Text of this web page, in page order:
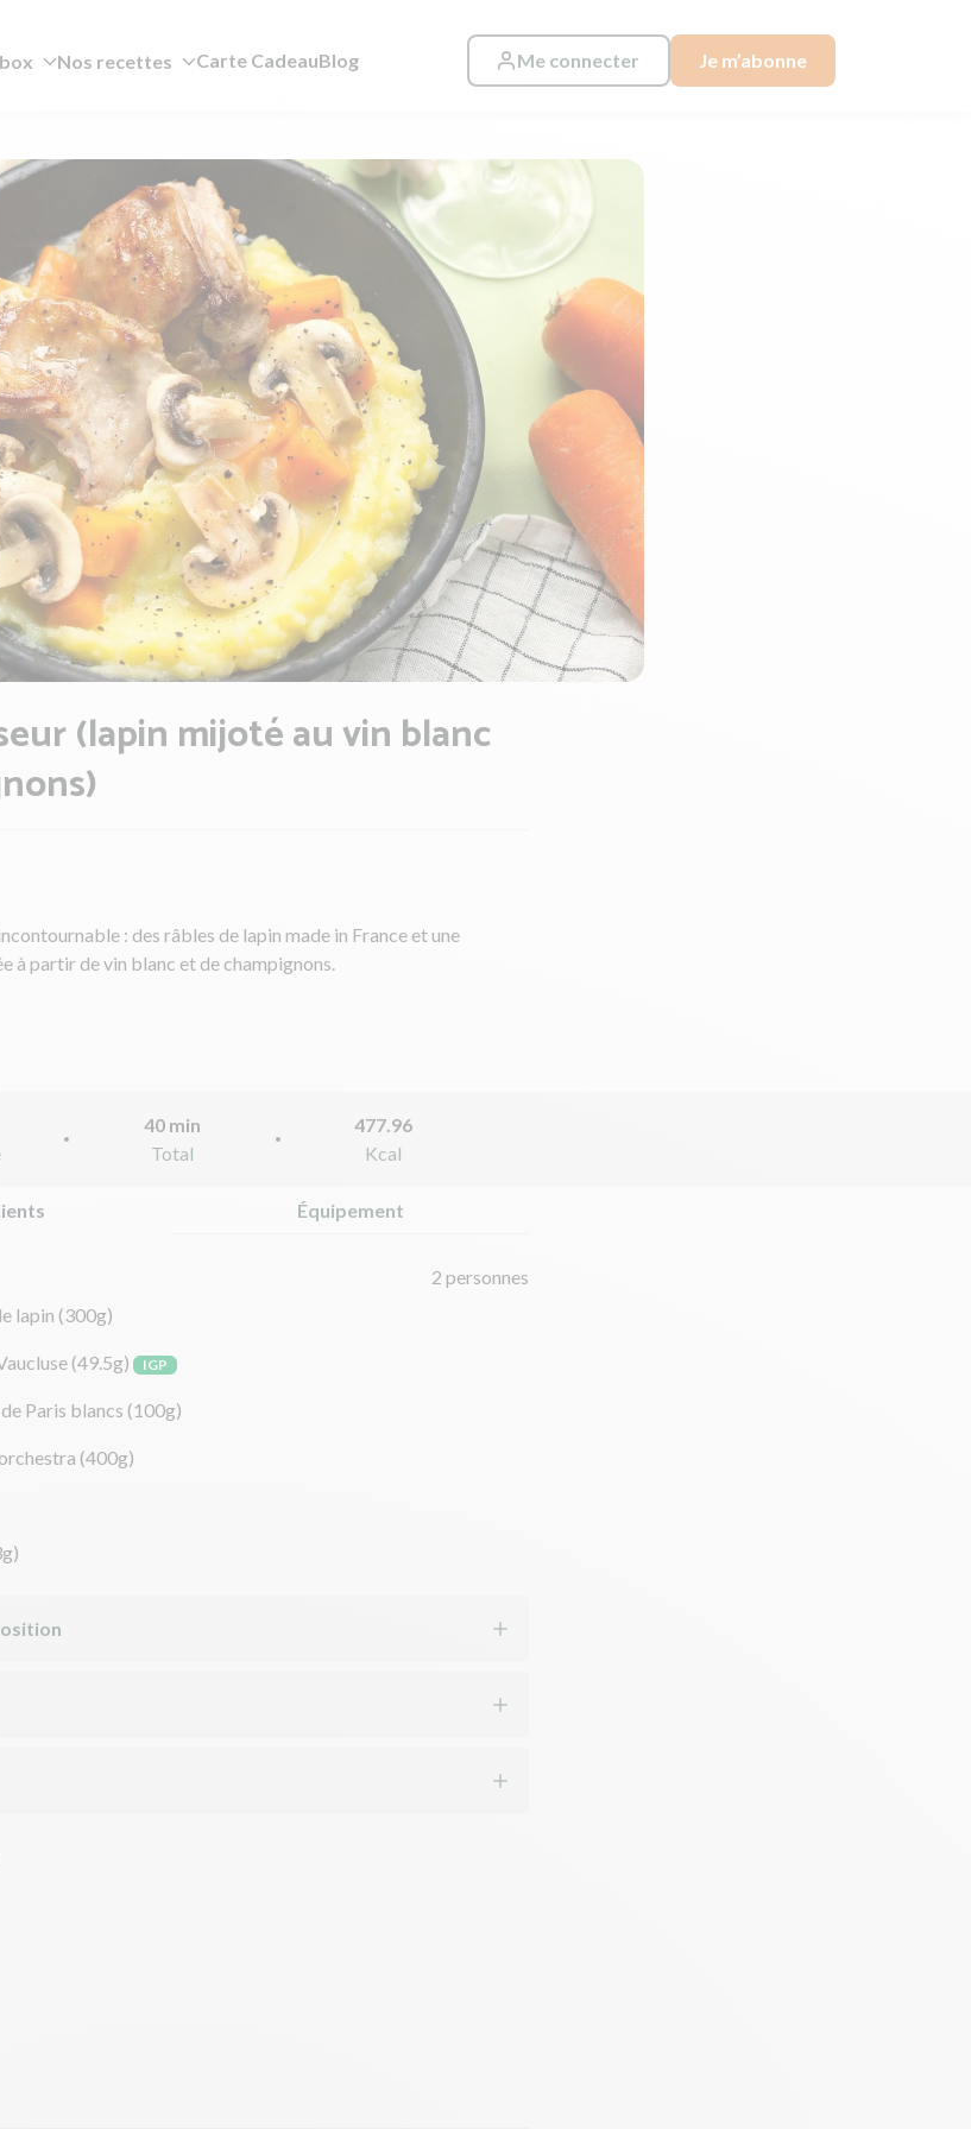
Nos recettes Carte CadeauBlog Me connecter Je m’abonne
(lapin mijoté au vin blanc
: des râbles de lapin made in France et une
à partir de vin blanc et de champignons.
40 min
Total
477.96
Kcal
Équipement
2 personnes
lapin (300g)
(49.5g) IGP
Paris blancs (100g)
(400g)